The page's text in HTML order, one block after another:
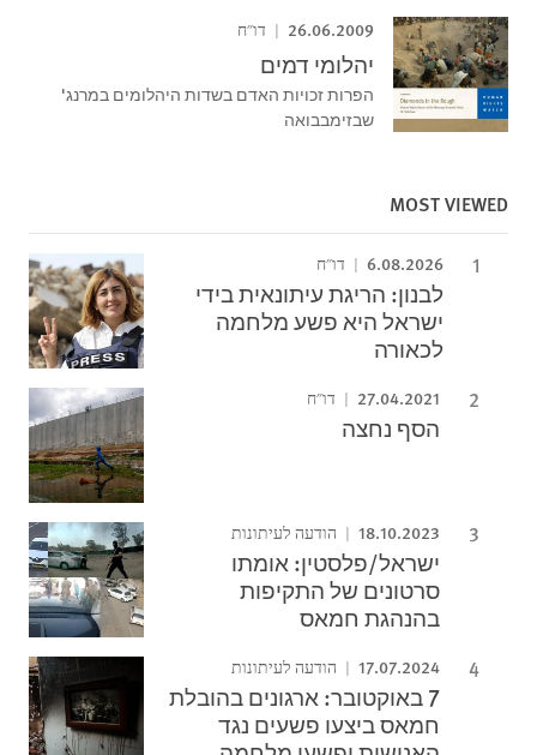
26.06.2009 דו"ח
יהלומי דמים
הפרות זכויות האדם בשדות היהלומים במרנג'
שבזימבבואה
MOST VIEWED
6.08.2026 דו"ח
לבנון: הריגת עיתונאית בידי
ישראל היא פשע מלחמה
לכאורה
27.04.2021 דו"ח
הסף נחצה
18.10.2023 הודעה לעיתונות
ישראל/פלסטין: אומתו
סרטונים של התקיפות
בהנהגת חמאס
17.07.2024 הודעה לעיתונות
7 באוקטובר: ארגונים בהובלת
חמאס ביצעו פשעים נגד